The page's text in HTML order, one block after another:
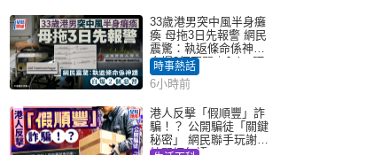
33歲港男突中風半身癱
瘓 母拖3日先報警 網民
震驚：執返條命係神蹟
自爆2個惡習｜Juicy叮
時事熱話
6小時前
港人反擊「假順豐」詐
騙！？ 公開騙徒「關鍵
秘密」 網民聯手玩謝：